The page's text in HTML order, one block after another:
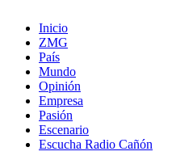
Inicio
ZMG
País
Mundo
Opinión
Empresa
Pasión
Escenario
Escucha Radio Cañón